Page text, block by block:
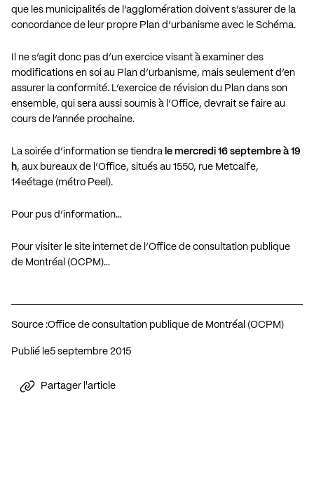
que les municipalités de l’agglomération doivent s’assurer de la
concordance de leur propre Plan d’urbanisme avec le Schéma.
Il ne s’agit donc pas d’un exercice visant à examiner des
modifications en soi au Plan d’urbanisme, mais seulement d’en
assurer la conformité. L’exercice de révision du Plan dans son
ensemble, qui sera aussi soumis à l’Office, devrait se faire au
cours de l’année prochaine.
La soirée d’information se tiendra le mercredi 16 septembre à 19
h, aux bureaux de l’Office, situés au 1550, rue Metcalfe,
14eétage (métro Peel).
Pour pus d’information…
Pour visiter le site internet de l’Office de consultation publique
de Montréal (OCPM)…
Source :Office de consultation publique de Montréal (OCPM)
Publié le 5 septembre 2015
Partager l'article